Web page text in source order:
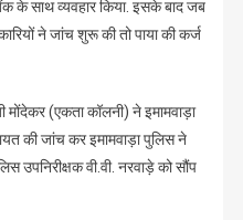
साथ व्यवहार किया. इसके बाद जब
ने जांच शुरू की तो पाया की कर्ज
(एकता कॉलनी) ने इमामवाड़ा
की जांच कर इमामवाड़ा पुलिस ने
उपनिरीक्षक वी.वी. नरवाड़े को सौंप